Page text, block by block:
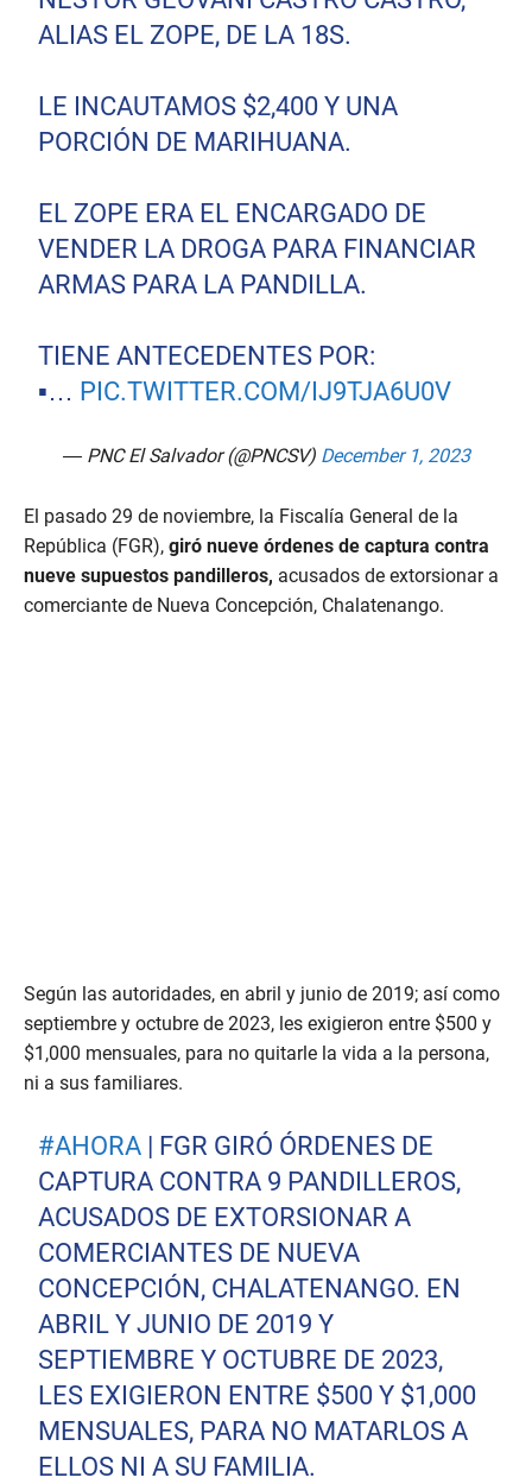
ALIAS EL ZOPE, DE LA 18S.
LE INCAUTAMOS $2,400 Y UNA
PORCIÓN DE MARIHUANA.
EL ZOPE ERA EL ENCARGADO DE
VENDER LA DROGA PARA FINANCIAR
ARMAS PARA LA PANDILLA.
TIENE ANTECEDENTES POR:
▪️… PIC.TWITTER.COM/IJ9TJA6U0V
— PNC El Salvador (@PNCSV) December 1, 2023
El pasado 29 de noviembre, la Fiscalía General de la
República (FGR), giró nueve órdenes de captura contra
nueve supuestos pandilleros, acusados de extorsionar a
comerciante de Nueva Concepción, Chalatenango.
Según las autoridades, en abril y junio de 2019; así como
septiembre y octubre de 2023, les exigieron entre $500 y
$1,000 mensuales, para no quitarle la vida a la persona,
ni a sus familiares.
#AHORA | FGR GIRÓ ÓRDENES DE
CAPTURA CONTRA 9 PANDILLEROS,
ACUSADOS DE EXTORSIONAR A
COMERCIANTES DE NUEVA
CONCEPCIÓN, CHALATENANGO. EN
ABRIL Y JUNIO DE 2019 Y
SEPTIEMBRE Y OCTUBRE DE 2023,
LES EXIGIERON ENTRE $500 Y $1,000
MENSUALES, PARA NO MATARLOS A
ELLOS NI A SU FAMILIA.